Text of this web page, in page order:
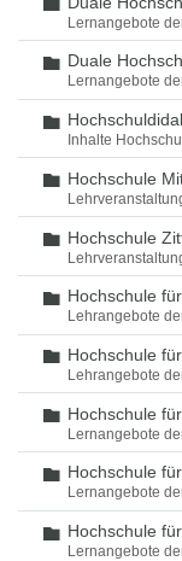
Lernangebote
Ordner
Duale
Lernangebote
Ordner
Inhalte
Ordner
Hochschule
Ordner
Hochschule
Ordner
Hochschule
Lehrangebote
Ordner
Hochschule
Lehrangebote
Ordner
Hochschule
Lernangebote
Ordner
Hochschule
Lernangebote
Ordner
Hochschule
Lernangebote